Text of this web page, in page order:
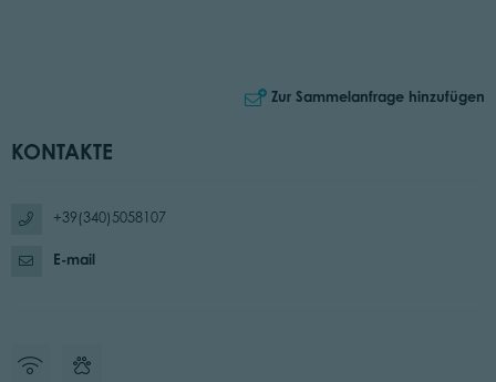
Zur Sammelanfrage hinzufügen
KONTAKTE
+39(340)5058107
E-mail